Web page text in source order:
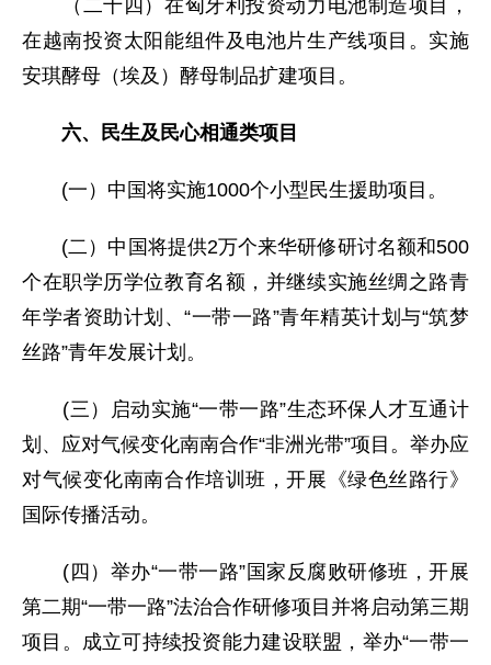
（二十四）在匈牙利投资动力电池制造项目，
在越南投资太阳能组件及电池片生产线项目。实施
安琪酵母（埃及）酵母制品扩建项目。
六、民生及民心相通类项目
(一）中国将实施1000个小型民生援助项目。
(二）中国将提供2万个来华研修研讨名额和500
个在职学历学位教育名额，并继续实施丝绸之路青
年学者资助计划、“一带一路”青年精英计划与“筑梦
丝路”青年发展计划。
(三）启动实施“一带一路”生态环保人才互通计
划、应对气候变化南南合作“非洲光带”项目。举办应
对气候变化南南合作培训班，开展《绿色丝路行》
国际传播活动。
(四）举办“一带一路”国家反腐败研修班，开展
第二期“一带一路”法治合作研修项目并将启动第三期
项目。成立可持续投资能力建设联盟，举办“一带一